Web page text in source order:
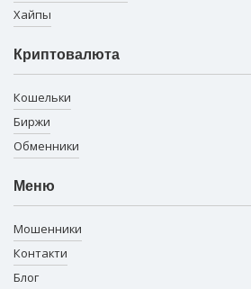
Хайпы
Криптовалюта
Кошельки
Биржи
Обменники
Меню
Мошенники
Контакти
Блог